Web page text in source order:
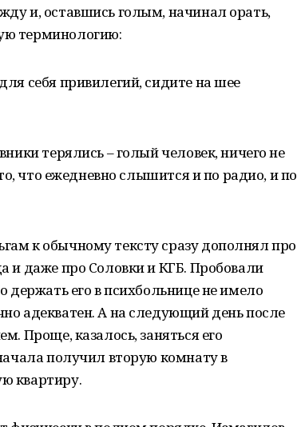
и, оставшись голым, начинал орать,
терминологию:
себя привилегий, сидите на шее
терялись – голый человек, ничего не
что ежедневно слышится и по радио, и по
к обычному тексту сразу дополнял про
и даже про Соловки и КГБ. Пробовали
держать его в психбольнице не имело
адекватен. А на следующий день после
Проще, казалось, заняться его
получил вторую комнату в
квартиру.